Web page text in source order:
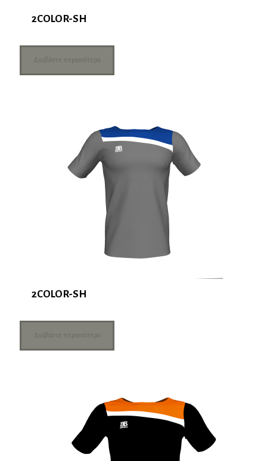
2COLOR-SH
Διαβάστε περισσότερα
2COLOR-SH
Διαβάστε περισσότερα